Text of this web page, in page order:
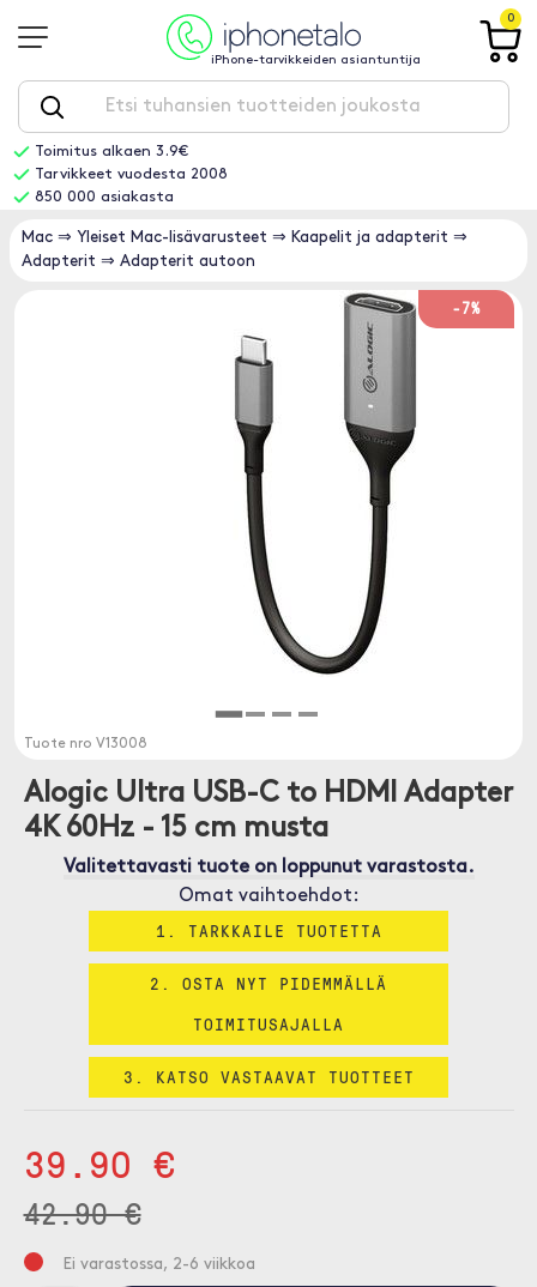
iPhone-tarvikkeiden asiantuntija
0
Toimitus alkaen 3.9€
Tarvikkeet vuodesta 2008
850 000 asiakasta
Mac ⇒ Yleiset Mac-lisävarusteet ⇒ Kaapelit ja adapterit ⇒
Adapterit ⇒ Adapterit autoon
-7%
Tuote nro V13008
Alogic Ultra USB-C to HDMI Adapter
4K 60Hz - 15 cm musta
Valitettavasti tuote on loppunut varastosta.
Omat vaihtoehdot:
1. TARKKAILE TUOTETTA
2. OSTA NYT PIDEMMÄLLÄ
TOIMITUSAJALLA
3. KATSO VASTAAVAT TUOTTEET
39.90 €
42.90 €
Ei varastossa, 2-6 viikkoa